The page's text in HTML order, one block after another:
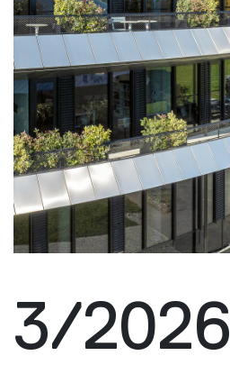
3/2026